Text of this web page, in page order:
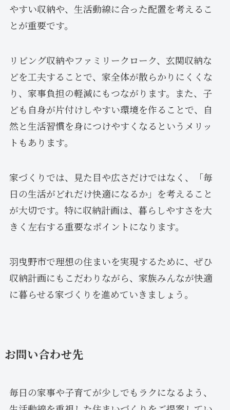
やすい収納や、生活動線に合った配置を考えるこ
とが重要です。
リビング収納やファミリークローク、玄関収納な
どを工夫することで、家全体が散らかりにくくな
り、家事負担の軽減にもつながります。また、子
ども自身が片付けしやすい環境を作ることで、自
然と生活習慣を身につけやすくなるというメリッ
トもあります。
家づくりでは、見た目や広さだけではなく、「毎
日の生活がどれだけ快適になるか」を考えること
が大切です。特に収納計画は、暮らしやすさを大
きく左右する重要なポイントになります。
羽曳野市で理想の住まいを実現するために、ぜひ
収納計画にもこだわりながら、家族みんなが快適
に暮らせる家づくりを進めていきましょう。
お問い合わせ先
毎日の家事や子育てが少しでもラクになるよう、